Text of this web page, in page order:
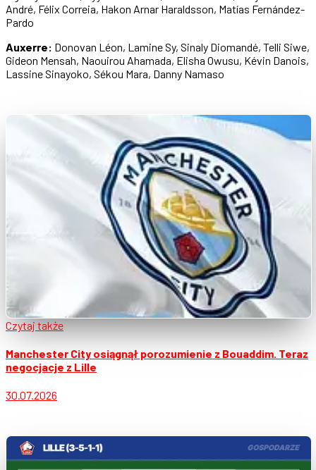
André, Félix Correia, Hakon Arnar Haraldsson, Matías Fernández-
Pardo
Auxerre: Donovan Léon, Lamine Sy, Sinaly Diomandé, Telli Siwe,
Gideon Mensah, Naouirou Ahamada, Elisha Owusu, Kévin Danois,
Lassine Sinayoko, Sékou Mara, Danny Namaso
Czytaj także
Manchester City osiągnął porozumienie z Bouaddim. Teraz
negocjacje z Lille
30.07.2026